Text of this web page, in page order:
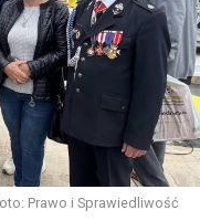
Prawo i Sprawiedliwość